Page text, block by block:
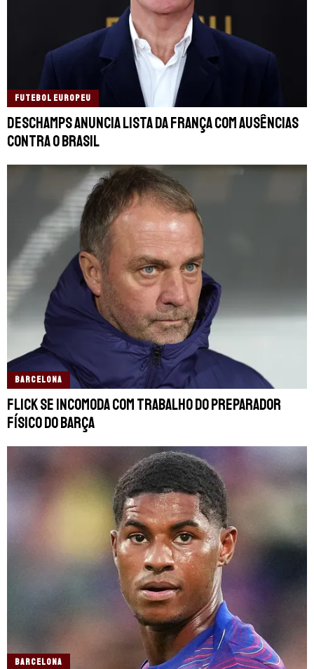
FUTEBOL EUROPEU
Deschamps anuncia lista da França com ausências
contra o Brasil
BARCELONA
Flick se incomoda com trabalho do preparador
físico do Barça
BARCELONA